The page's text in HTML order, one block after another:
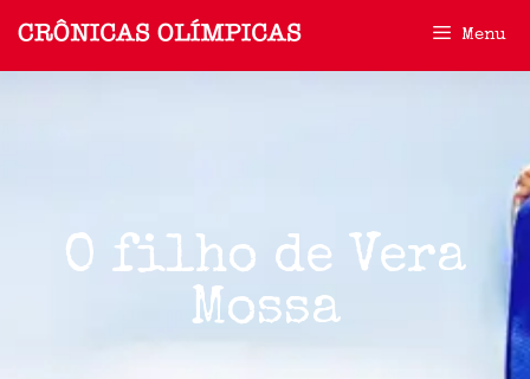
Menu
O filho de Vera
Mossa